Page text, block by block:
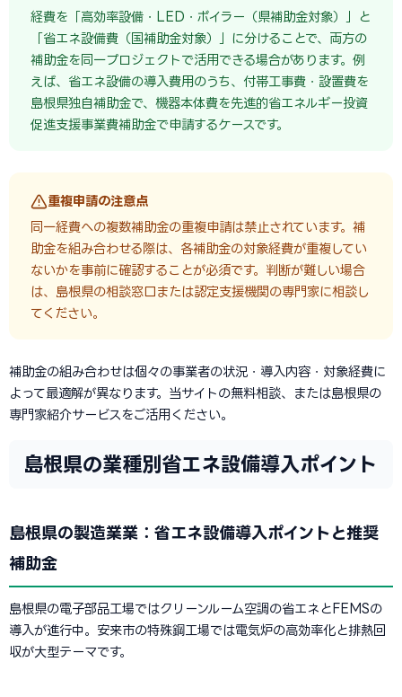
経費を「高効率設備・LED・ボイラー（県補助金対象）」と
「省エネ設備費（国補助金対象）」に分けることで、両方の
補助金を同一プロジェクトで活用できる場合があります。例
えば、省エネ設備の導入費用のうち、付帯工事費・設置費を
島根県独自補助金で、機器本体費を先進的省エネルギー投資
促進支援事業費補助金で申請するケースです。
重複申請の注意点
同一経費への複数補助金の重複申請は禁止されています。補
助金を組み合わせる際は、各補助金の対象経費が重複してい
ないかを事前に確認することが必須です。判断が難しい場合
は、島根県の相談窓口または認定支援機関の専門家に相談し
てください。
補助金の組み合わせは個々の事業者の状況・導入内容・対象経費に
よって最適解が異なります。当サイトの無料相談、または島根県の
専門家紹介サービスをご活用ください。
島根県の業種別省エネ設備導入ポイント
島根県の製造業業：省エネ設備導入ポイントと推奨
補助金
島根県の電子部品工場ではクリーンルーム空調の省エネとFEMSの
導入が進行中。安来市の特殊鋼工場では電気炉の高効率化と排熱回
収が大型テーマです。